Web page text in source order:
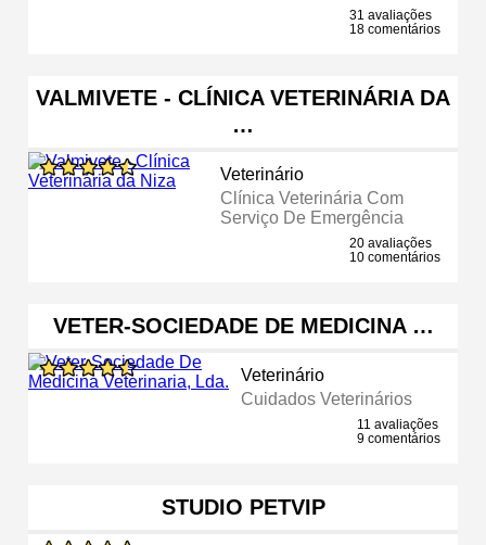
31 avaliações
18 comentários
VALMIVETE - CLÍNICA VETERINÁRIA DA
…
Veterinário
Clínica Veterinária Com
Serviço De Emergência
20 avaliações
10 comentários
VETER-SOCIEDADE DE MEDICINA …
Veterinário
Cuidados Veterinários
11 avaliações
9 comentários
STUDIO PETVIP